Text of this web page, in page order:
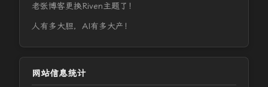
老张博客更换Riven主题了！
人有多大胆，AI有多大产！
网站信息统计